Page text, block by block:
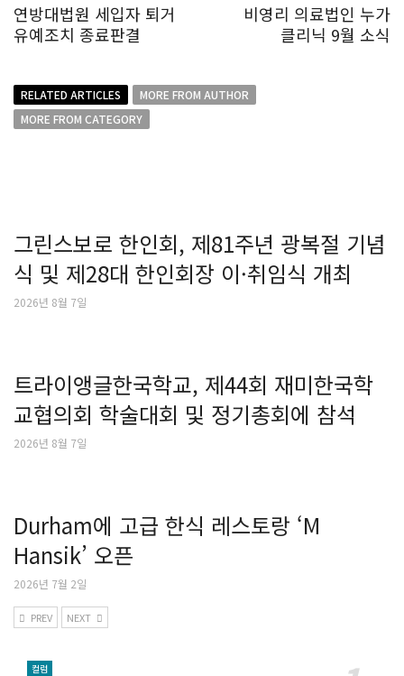
연방대법원 세입자 퇴거
유예조치 종료판결
비영리 의료법인 누가
클리닉 9월 소식
RELATED ARTICLES
MORE FROM AUTHOR
MORE FROM CATEGORY
그린스보로 한인회, 제81주년 광복절 기념
식 및 제28대 한인회장 이·취임식 개최
2026년 8월 7일
트라이앵글한국학교, 제44회 재미한국학
교협의회 학술대회 및 정기총회에 참석
2026년 8월 7일
Durham에 고급 한식 레스토랑 ‘M
Hansik’ 오픈
2026년 7월 2일
PREV NEXT
컬럼